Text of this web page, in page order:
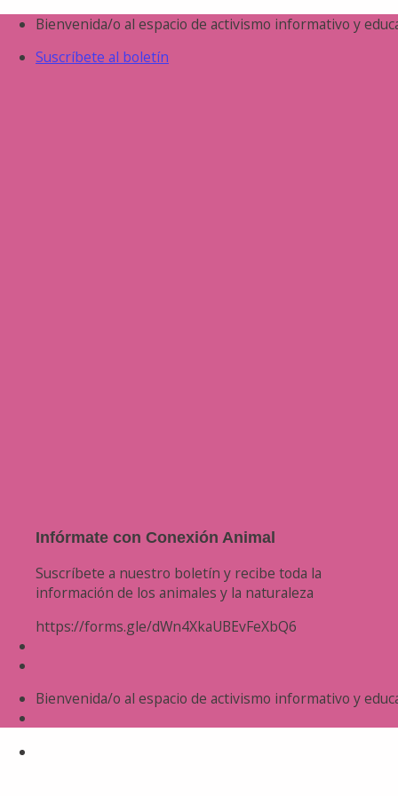
Saltar
contenido
Bienvenida/o al espacio de activismo informativo y
Suscríbete al boletín
Infórmate con Conexión Animal
Suscríbete a nuestro boletín y recibe toda la
información de los animales y la naturaleza
https://forms.gle/dWn4XkaUBEvFeXbQ6
Bienvenida/o al espacio de activismo informativo y